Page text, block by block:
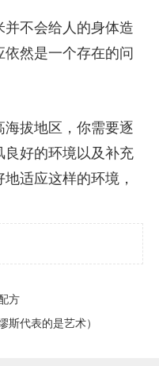
并不会给人的身体造
依然是一个存在的问
拔地区，你需要逐
好的环境以及补充
适应这样的环境，
方
斯代表的是艺术）